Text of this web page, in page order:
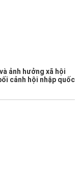
ảnh hưởng xã hội
cảnh hội nhập quốc